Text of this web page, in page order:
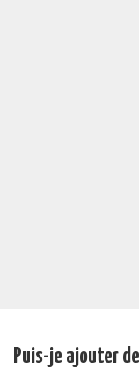
Puis-je ajouter